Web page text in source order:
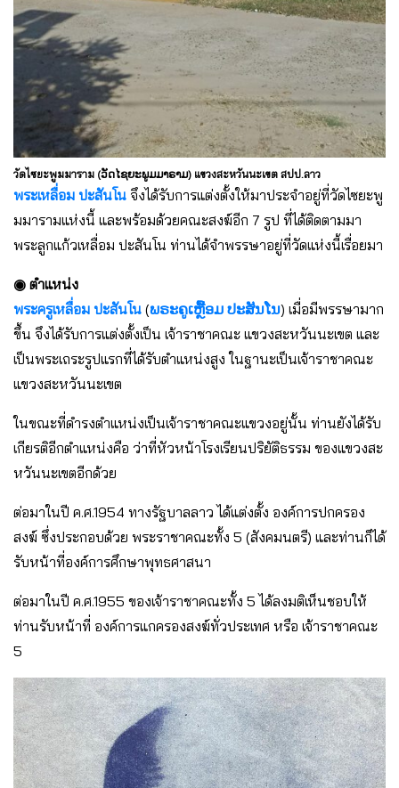
วัดไซยะพูมมาราม (ວັດໄຊຍະພູມມາຣາມ) แขวงสะหวันนะเขต สปป.ลาว
พระเหลื่อม ปะสันโน จึงได้รับการแต่งตั้งให้มาประจำอยู่ที่วัดไซยะพู
มมารามแห่งนี้ และพร้อมด้วยคณะสงฆ์อีก 7 รูป ที่ได้ติดตามมา
พระลูกแก้วเหลื่อม ปะสันโน ท่านได้จำพรรษาอยู่ที่วัดแห่งนี้เรื่อยมา
◉ ตำแหน่ง
พระครูเหลื่อม ปะสันโน (ພຣະຄູເຫຼື້ອມ ປະສັນໂນ) เมื่อมีพรรษามาก
ขึ้น จึงได้รับการแต่งตั้งเป็น เจ้าราชาคณะ แขวงสะหวันนะเขต และ
เป็นพระเถระรูปแรกที่ได้รับตำแหน่งสูง ในฐานะเป็นเจ้าราชาคณะ
แขวงสะหวันนะเขต
ในขณะที่ดำรงตำแหน่งเป็นเจ้าราชาคณะแขวงอยู่นั้น ท่านยังได้รับ
เกียรติอีกตำแหน่งคือ ว่าที่หัวหน้าโรงเรียนปริยัติธรรม ของแขวงสะ
หวันนะเขตอีกด้วย
ต่อมาในปี ค.ศ.1954 ทางรัฐบาลลาว ได้แต่งตั้ง องค์การปกครอง
สงฆ์ ซึ่งประกอบด้วย พระราชาคณะทั้ง 5 (สังคมนตรี) และท่านก็ได้
รับหน้าที่องค์การศึกษาพุทธศาสนา
ต่อมาในปี ค.ศ.1955 ของเจ้าราชาคณะทั้ง 5 ได้ลงมติเห็นชอบให้
ท่านรับหน้าที่ องค์การแกครองสงฆ์ทั่วประเทศ หรือ เจ้าราชาคณะ
5